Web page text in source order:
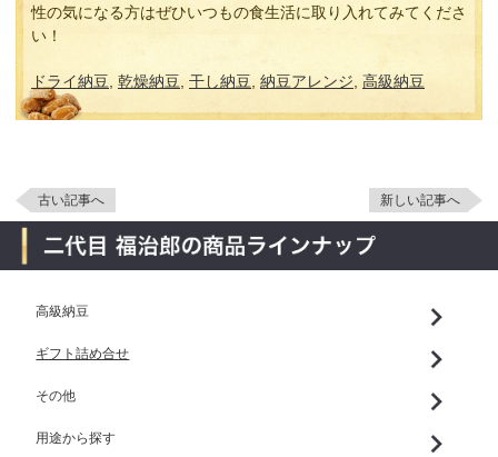
性の気になる方はぜひいつもの食生活に取り入れてみてくださ
い！
ドライ納豆, 乾燥納豆, 干し納豆, 納豆アレンジ, 高級納豆
古い記事へ 新しい記事へ
高級納豆
ギフト詰め合せ
その他
用途から探す